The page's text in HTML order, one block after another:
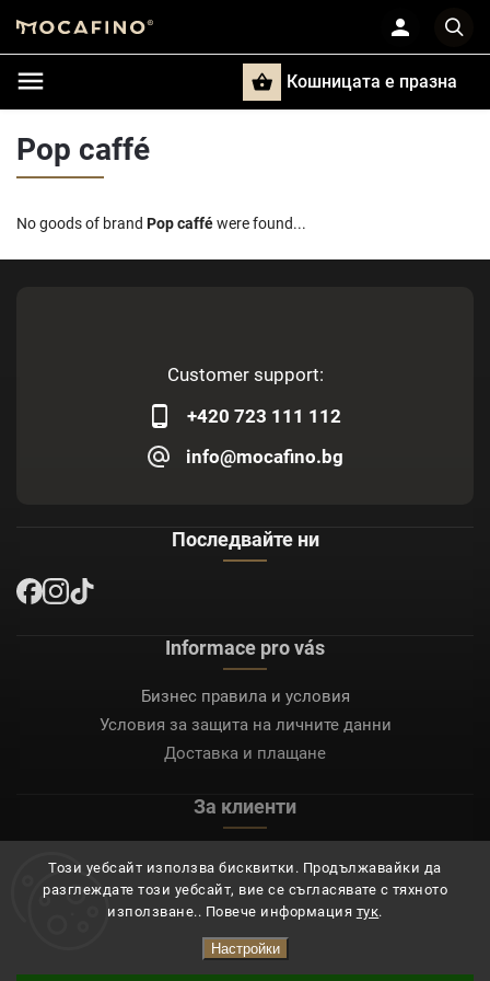
Този уебсайт използва бисквитки. Продължавайки да
разглеждате този уебсайт, вие се съгласявате с тяхното
използване.. Повече информация тук.
Настройки
Кошницата e празна
Pop caffé
No goods of brand Pop cafféwere found...
Customer support:
+420 723 111 112
info@mocafino.bg
Последвайте ни
Informace pro vás
Бизнес правила и условия
Условия за защита на личните данни
Доставка и плащане
За клиенти
Регистрация
Вход